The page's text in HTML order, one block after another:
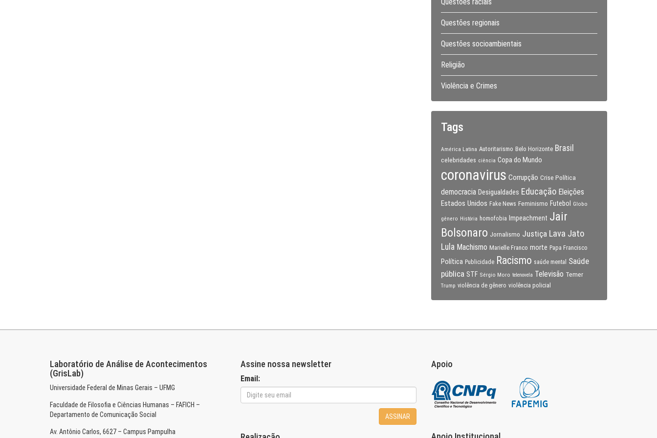
Questões regionais
Questões socioambientais
Religião
Violência e Crimes
Tags
América Latina Autoritarismo Belo Horizonte Brasil
celebridades ciência Copa do Mundo
coronavirus Corrupção Crise Política
democracia Desigualdades Educação Eleições
Estados Unidos Fake News Feminismo Futebol Globo
gênero História homofobia Impeachment Jair
Bolsonaro Jornalismo Justiça Lava Jato
Lula Machismo Marielle Franco morte Papa Francisco
Política Publicidade Racismo saúde mental
Saúde
pública STF Sérgio Moro telenovela Televisão Temer
Trump violência de gênero violência policial
Laboratório de Análise de Acontecimentos
(GrisLab)
Universidade Federal de Minas Gerais – UFMG
Faculdade de Filosofia e Ciências Humanas – FAFICH –
Departamento de Comunicação Social
Av. Antônio Carlos, 6627 – Campus Pampulha
Assine nossa newsletter
Email:
ASSINAR
Apoio